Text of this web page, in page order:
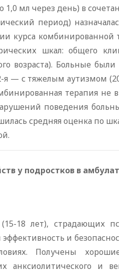
мл через день) в
период)
курса
шкал: общего
возраста). Больные
— с тяжелым аутизмом
терапия не
поведения
средняя оценка по
у подростков в
18 лет), страдающих
и
Получены
анксиолитического и